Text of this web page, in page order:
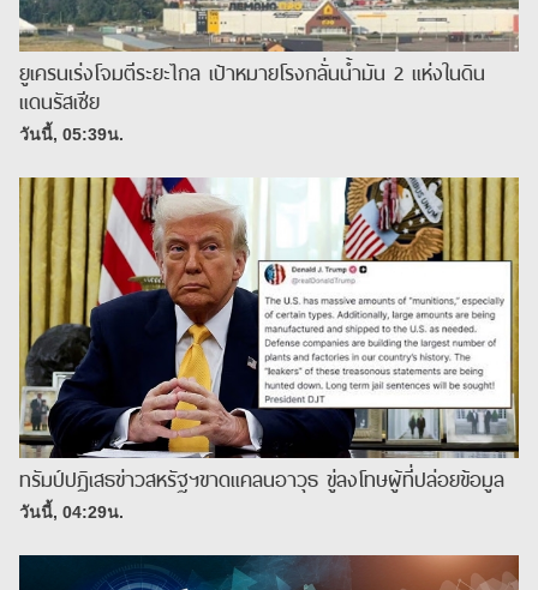
ยูเครนเร่งโจมตีระยะไกล เป้าหมายโรงกลั่นน้ำมัน 2 แห่งในดิน
แดนรัสเซีย
วันนี้, 05:39น.
ทรัมป์ปฏิเสธข่าวสหรัฐฯขาดแคลนอาวุธ ขู่ลงโทษผู้ที่ปล่อยข้อมูล
วันนี้, 04:29น.